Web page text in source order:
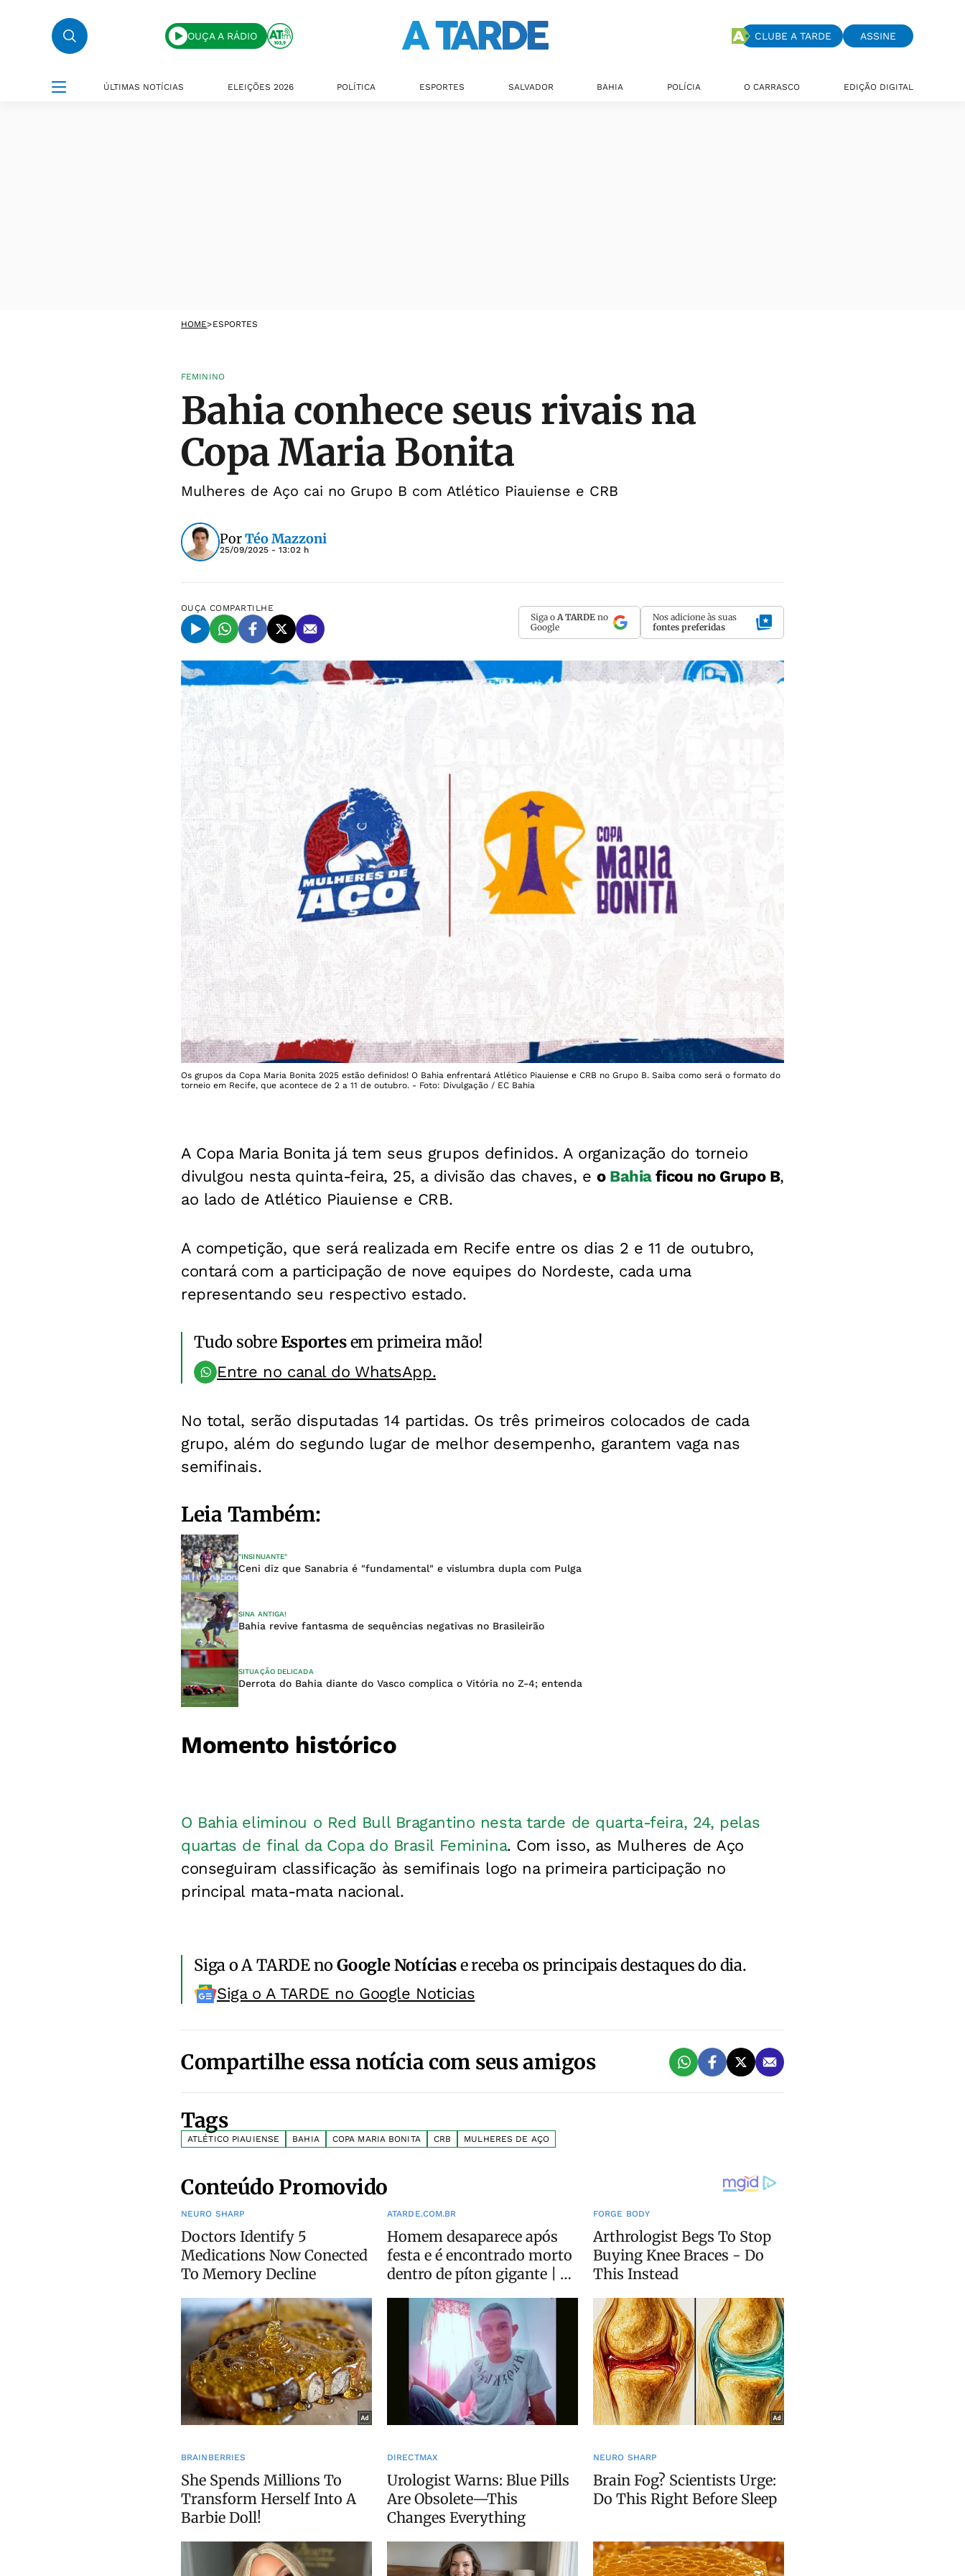
OUÇA A RÁDIO CLUBE A TARDE ASSINE
ÚLTIMAS NOTÍCIAS ELEIÇÕES 2026 POLÍTICA ESPORTES SALVADOR BAHIA POLÍCIA O CARRASCO EDIÇÃO DIGITAL
HOME>ESPORTES
FEMININO
Bahia conhece seus rivais na
Copa Maria Bonita
Mulheres de Aço cai no Grupo B com Atlético Piauiense e CRB
PorTéo Mazzoni
25/09/2025 - 13:02 h
OUÇA COMPARTILHE
Siga o A TARDE no
Google
Nos adicione às suas
fontes preferidas
Os grupos da Copa Maria Bonita 2025 estão definidos! O Bahia enfrentará Atlético Piauiense e CRB no Grupo B. Saiba como será o formato do
torneio em Recife, que acontece de 2 a 11 de outubro. - Foto: Divulgação / EC Bahia
A Copa Maria Bonita já tem seus grupos definidos. A organização do torneio
divulgou nesta quinta-feira, 25, a divisão das chaves, e o Bahiaficou no Grupo B,
ao lado de Atlético Piauiense e CRB.
A competição, que será realizada em Recife entre os dias 2 e 11 de outubro,
contará com a participação de nove equipes do Nordeste, cada uma
representando seu respectivo estado.
Tudo sobreEsportesem primeira mão!
Entre no canal do WhatsApp.
No total, serão disputadas 14 partidas. Os três primeiros colocados de cada
grupo, além do segundo lugar de melhor desempenho, garantem vaga nas
semifinais.
Leia Também:
"INSINUANTE"
Ceni diz que Sanabria é "fundamental" e vislumbra dupla com Pulga
SINA ANTIGA!
Bahia revive fantasma de sequências negativas no Brasileirão
SITUAÇÃO DELICADA
Derrota do Bahia diante do Vasco complica o Vitória no Z-4; entenda
Momento histórico
O Bahia eliminou o Red Bull Bragantino nesta tarde de quarta-feira, 24, pelas
quartas de final da Copa do Brasil Feminina. Com isso, as Mulheres de Aço
conseguiram classificação às semifinais logo na primeira participação no
principal mata-mata nacional.
Siga o A TARDE noGoogle Notíciase receba os principais destaques do dia.
Siga o A TARDE no Google Noticias
Compartilhe essa notícia com seus amigos
Tags
ATLÉTICO PIAUIENSE BAHIA COPA MARIA BONITA CRB MULHERES DE AÇO